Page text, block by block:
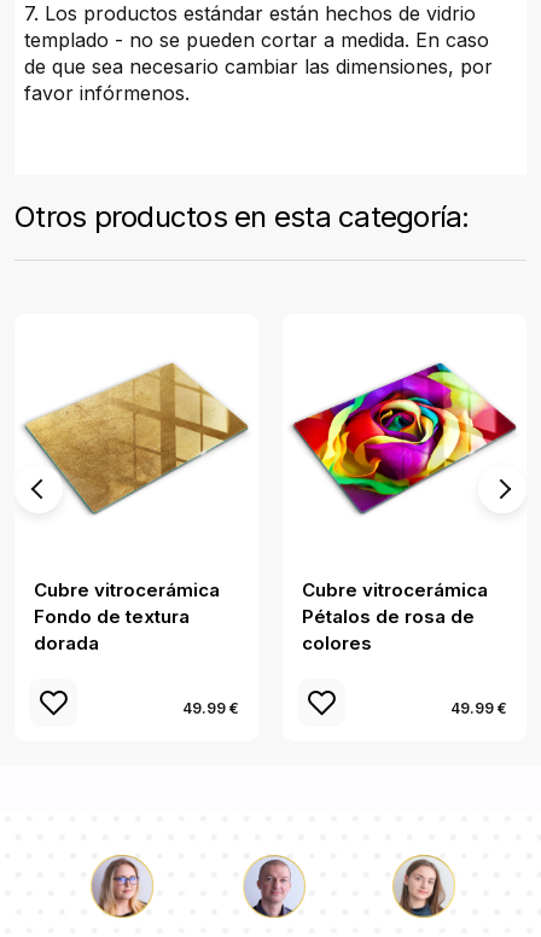
7. Los productos estándar están hechos de vidrio
templado - no se pueden cortar a medida. En caso
de que sea necesario cambiar las dimensiones, por
favor infórmenos.
Otros productos en esta categoría:
Cubre vitrocerámica
Fondo de textura
dorada
49.99 €
Cubre vitrocerámica
Pétalos de rosa de
colores
49.99 €